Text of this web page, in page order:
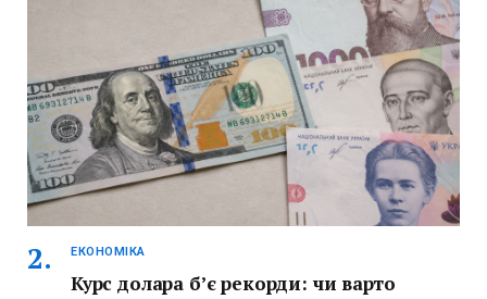
ЕКОНОМІКА
Курс долара б’є рекорди: чи варто